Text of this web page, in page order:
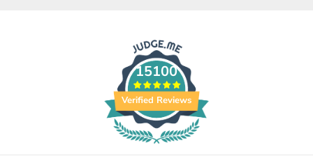
15100
Verified Reviews